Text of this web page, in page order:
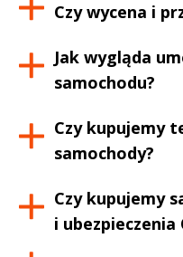
Czy wycena i
Jak wygląda
samochodu?
Czy kupujemy
samochody?
Czy kupujemy
i ubezpieczenia